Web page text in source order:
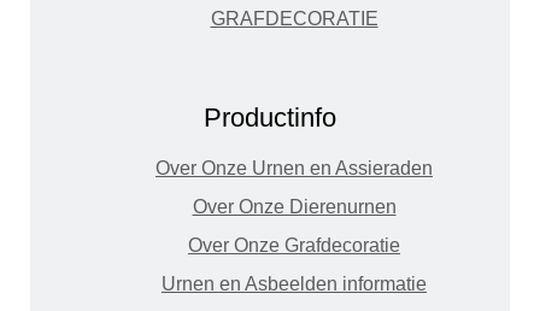
GRAFDECORATIE
Productinfo
Over Onze Urnen en Assieraden
Over Onze Dierenurnen
Over Onze Grafdecoratie
Urnen en Asbeelden informatie